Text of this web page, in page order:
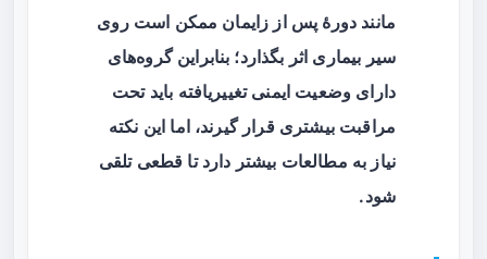
مانند دورهٔ پس از زایمان ممکن است روی
سیر بیماری اثر بگذارد؛ بنابراین گروه‌های
دارای وضعیت ایمنی تغییر‌یافته باید تحت
مراقبت بیشتری قرار گیرند، اما این نکته
نیاز به مطالعات بیشتر دارد تا قطعی تلقی
شود.